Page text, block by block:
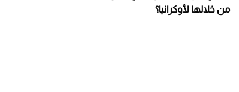
من خلالها لأوكرانيا؟